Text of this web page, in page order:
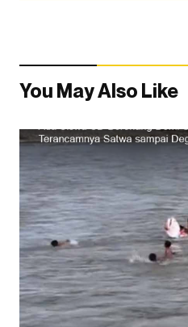
You May Also Like